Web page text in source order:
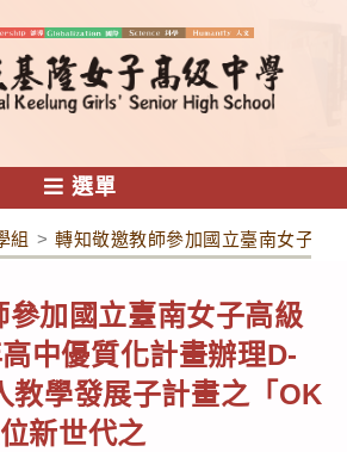
選單
組 > 轉知敬邀教師參加國立臺南女子高
參加國立臺南女子高級
中優質化計畫辦理D-
教學發展子計畫之「OK
新世代之